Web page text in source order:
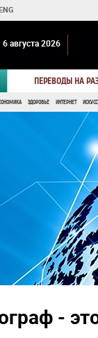
6 августа 2026
ПЕРЕВОДЫ НА
ЗДОРОВЬЕ ИНТЕРНЕТ
-